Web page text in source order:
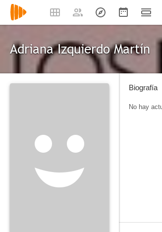
Adriana Izquierdo Martín
Biografía
No hay